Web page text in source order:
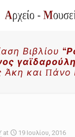
Βιβλίου
Άκη και
at 19 Ιουλίου, 2016